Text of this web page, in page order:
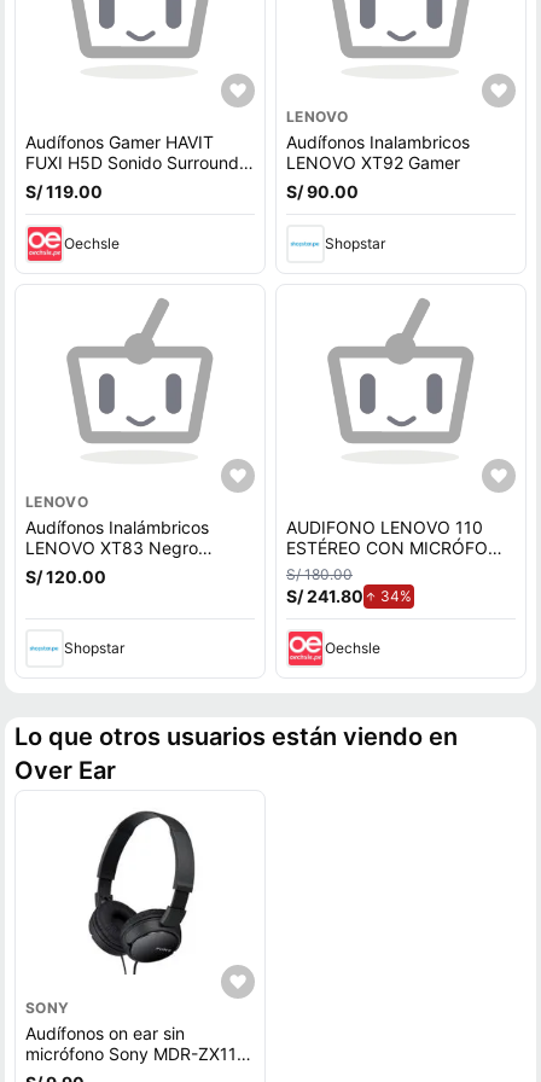
Audífonos Gamer HAVIT
FUXI H5D Sonido Surround y
Micrófono Desmontable
S/ 119.00
Oechsle
LENOVO
Audífonos Inalambricos
LENOVO XT92 Gamer
S/ 90.00
Shopstar
LENOVO
Audífonos Inalámbricos
LENOVO XT83 Negro
Sonido HiFi
S/ 120.00
Shopstar
AUDIFONO LENOVO 110
ESTÉREO CON MICRÓFONO
USB-A
S/ 180.00
S/ 241.80 34%de aumento.
Oechsle
Lo que otros usuarios están viendo en
Over Ear
SONY
Audífonos on ear sin
micrófono Sony MDR-ZX110
diseño plegable giratorio,